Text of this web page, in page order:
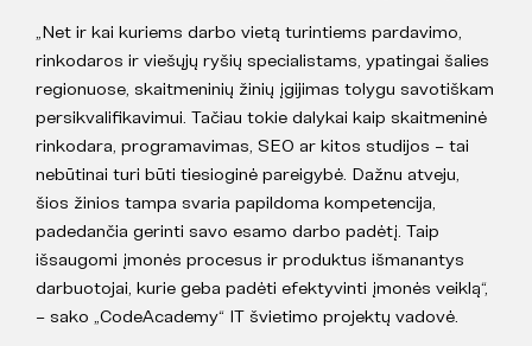
„Net ir kai kuriems darbo vietą turintiems pardavimo,
rinkodaros ir viešųjų ryšių specialistams, ypatingai šalies
regionuose, skaitmeninių žinių įgijimas tolygu savotiškam
persikvalifikavimui. Tačiau tokie dalykai kaip skaitmeninė
rinkodara, programavimas, SEO ar kitos studijos – tai
nebūtinai turi būti tiesioginė pareigybė. Dažnu atveju,
šios žinios tampa svaria papildoma kompetencija,
padedančia gerinti savo esamo darbo padėtį. Taip
išsaugomi įmonės procesus ir produktus išmanantys
darbuotojai, kurie geba padėti efektyvinti įmonės veiklą“,
– sako „CodeAcademy“ IT švietimo projektų vadovė.